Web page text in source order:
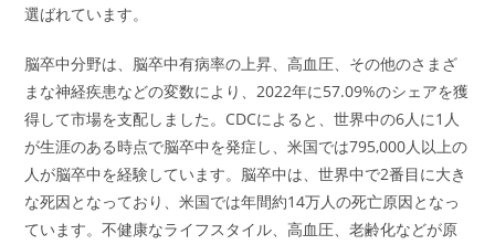
選ばれています。
脳卒中分野は、脳卒中有病率の上昇、高血圧、その他のさまざ
まな神経疾患などの変数により、2022年に57.09%のシェアを獲
得して市場を支配しました。CDCによると、世界中の6人に1人
が生涯のある時点で脳卒中を発症し、米国では795,000人以上の
人が脳卒中を経験しています。脳卒中は、世界中で2番目に大き
な死因となっており、米国では年間約14万人の死亡原因となっ
ています。不健康なライフスタイル、高血圧、老齢化などが原